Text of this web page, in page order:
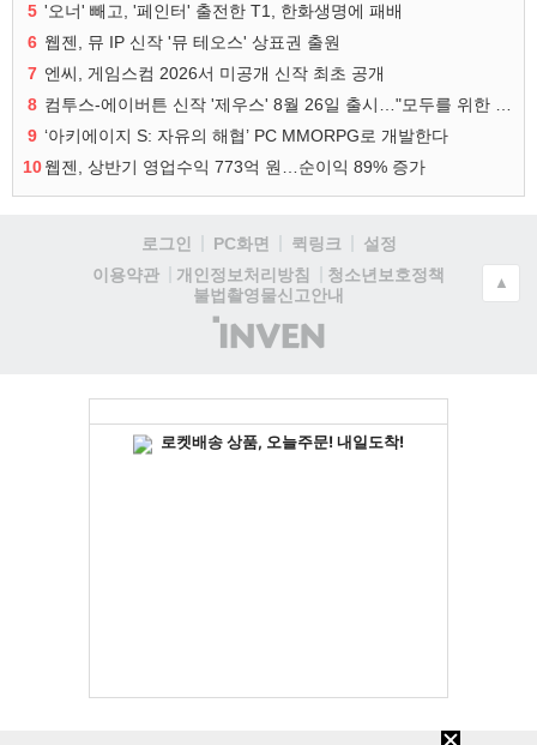
5 '오너' 빼고, '페인터' 출전한 T1, 한화생명에 패배
6 웹젠, 뮤 IP 신작 '뮤 테오스' 상표권 출원
7 엔씨, 게임스컴 2026서 미공개 신작 최초 공개
8
9 ‘아키에이지 S: 자유의 해협’ PC MMORPG로 개발한다
10웹젠, 상반기 영업수익 773억 원…순이익 89% 증가
로그인 PC화면 퀵링크
설정
이용약관
개인정보처리방침
청소년보호정책
불법촬영물신고안내
(주)
인
▲